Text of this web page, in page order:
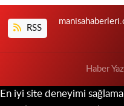
RSS
Haber
En iyi site deneyimi